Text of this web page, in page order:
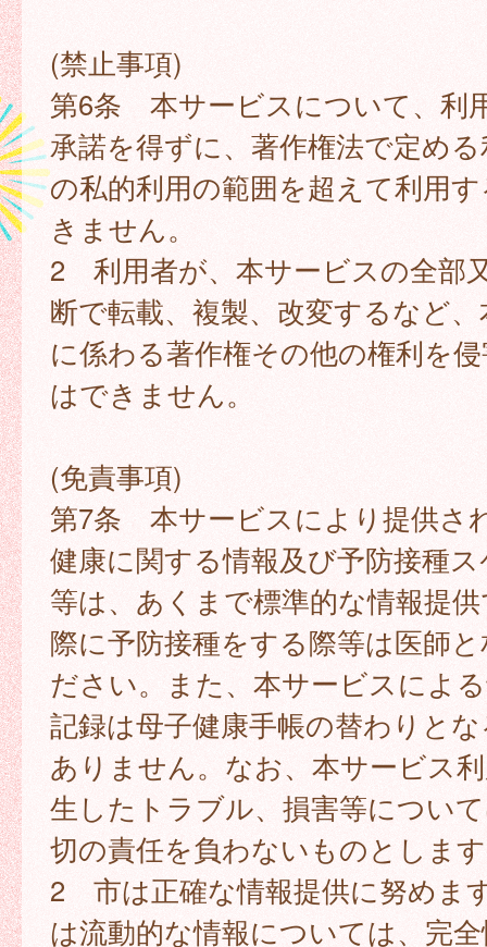
(禁止事項)
第6条 本サービスについて、利
承諾を得ずに、著作権法で定め
の私的利用の範囲を超えて利用
きません。
2 利用者が、本サービスの全部
断で転載、複製、改変するなど
に係わる著作権その他の権利を
はできません。
(免責事項)
第7条 本サービスにより提供さ
健康に関する情報及び予防接種
等は、あくまで標準的な情報提
際に予防接種をする際等は医師
ださい。また、本サービスによ
記録は母子健康手帳の替わりと
ありません。なお、本サービス
生したトラブル、損害等につい
切の責任を負わないものとしま
2 市は正確な情報提供に努めま
は流動的な情報については、完